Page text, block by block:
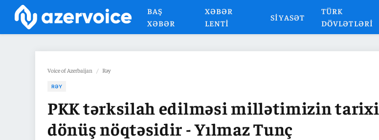
BAŞ
XƏBƏR
XƏBƏR
LENTI
SIYASƏT
TÜRK
DÖVLƏTLƏRI
Voice of Azerbaijan / Rəy
RƏY
PKK tərksilah edilməsi millətimizin
dönüş nöqtəsidir - Yılmaz Tunç